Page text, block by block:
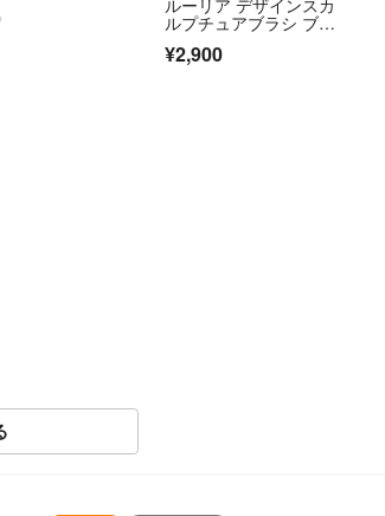
ルーリア デザインスカ
ルプチュアブラシ ブル
¥2,900